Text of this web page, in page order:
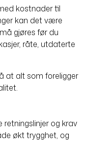
kostnader til
kan det være
gjøres før du
råte, utdaterte
at alt som foreligger
og krav
økt trygghet, og